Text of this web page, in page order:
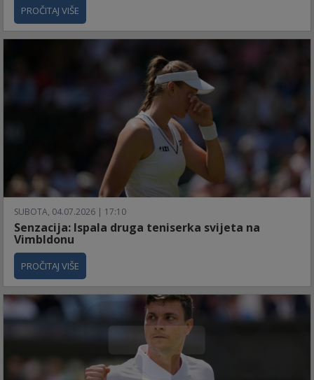
PROČITAJ VIŠE
SUBOTA, 04.07.2026 | 17:10
Senzacija: Ispala druga teniserka svijeta na
Vimbldonu
PROČITAJ VIŠE